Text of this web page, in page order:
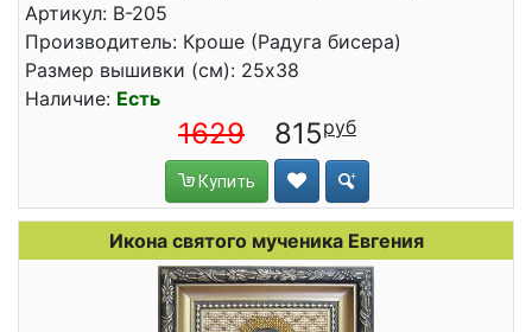
Артикул: В-205
Производитель: Кроше (Радуга бисера)
Размер вышивки (см): 25x38
Наличие: Есть
1629 815
Купить
Икона святого мученика Евгения